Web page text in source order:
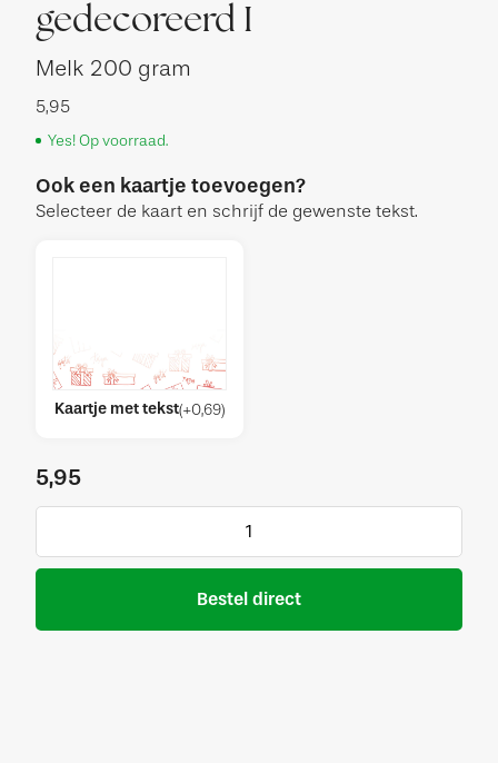
gedecoreerd I
Melk 200 gram
5,95
Yes! Op voorraad.
Ook een kaartje toevoegen?
Selecteer de kaart en schrijf de gewenste tekst.
Kaartje met tekst(+0,69)
5,95
Bestel direct